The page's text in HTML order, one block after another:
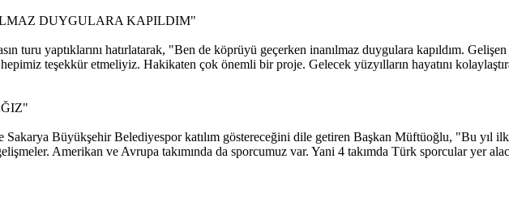
DUYGULARA KAPILDIM"
turu yaptıklarını hatırlatarak, "Ben de köprüyü geçerken inanılmaz duygulara kapıldım.
teşekkür etmeliyiz. Hakikaten çok önemli bir proje. Gelecek yüzyılların hayatını
Büyükşehir Belediyespor katılım göstereceğini dile getiren Başkan Müftüoğlu, "Bu yıl ilk
Amerikan ve Avrupa takımında da sporcumuz var. Yani 4 takımda Türk sporcular yer